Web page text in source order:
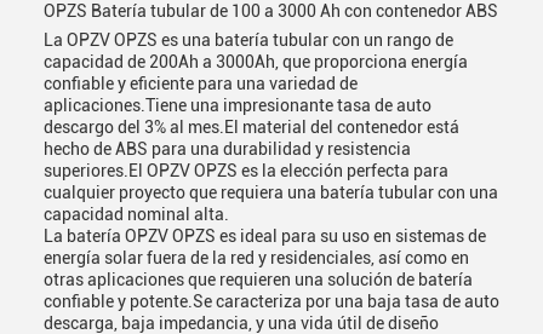
OPZS Batería tubular de 100 a 3000 Ah con contenedor ABS
La OPZV OPZS es una batería tubular con un rango de
capacidad de 200Ah a 3000Ah, que proporciona energía
confiable y eficiente para una variedad de
aplicaciones.Tiene una impresionante tasa de auto
descargo del 3% al mes.El material del contenedor está
hecho de ABS para una durabilidad y resistencia
superiores.El OPZV OPZS es la elección perfecta para
cualquier proyecto que requiera una batería tubular con una
capacidad nominal alta.
La batería OPZV OPZS es ideal para su uso en sistemas de
energía solar fuera de la red y residenciales, así como en
otras aplicaciones que requieren una solución de batería
confiable y potente.Se caracteriza por una baja tasa de auto
descarga, baja impedancia, y una vida útil de diseño